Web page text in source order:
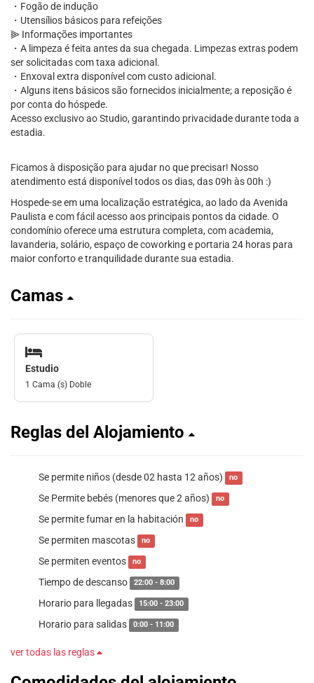
・Fogão de indução
・Utensílios básicos para refeições
⫸ Informações importantes
・A limpeza é feita antes da sua chegada. Limpezas extras podem
ser solicitadas com taxa adicional.
・Enxoval extra disponível com custo adicional.
・Alguns itens básicos são fornecidos inicialmente; a reposição é
por conta do hóspede.
Acesso exclusivo ao Studio, garantindo privacidade durante toda a
estadia.
Ficamos à disposição para ajudar no que precisar! Nosso
atendimento está disponível todos os dias, das 09h às 00h :)
Hospede-se em uma localização estratégica, ao lado da Avenida
Paulista e com fácil acesso aos principais pontos da cidade. O
condomínio oferece uma estrutura completa, com academia,
lavanderia, solário, espaço de coworking e portaria 24 horas para
maior conforto e tranquilidade durante sua estadia.
Camas
Estudio
1 Cama (s) Doble
Reglas del Alojamiento
Se permite niños (desde 02 hasta 12 años) no
Se Permite bebés (menores que 2 años) no
Se permite fumar en la habitación no
Se permiten mascotas no
Se permiten eventos no
Tiempo de descanso 22:00 - 8:00
Horario para llegadas 15:00 - 23:00
Horario para salidas 0:00 - 11:00
ver todas las reglas